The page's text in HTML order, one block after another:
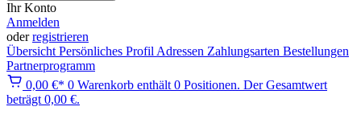
Ihr Konto
Anmelden
oderregistrieren
Übersicht Persönliches Profil Adressen Zahlungsarten Bestellungen
Partnerprogramm
0,00 €* 0 Warenkorb enthält 0 Positionen. Der Gesamtwert
beträgt 0,00 €.